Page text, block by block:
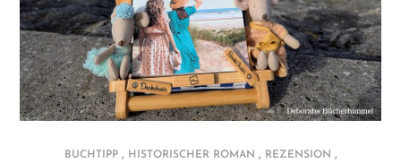
BUCHTIPP, HISTORISCHER ROMAN , REZENSION ,